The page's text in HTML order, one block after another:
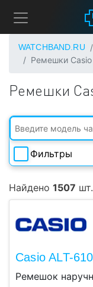
WATCHBAND.RU
Ремешки Casio
Ремешки
Фильтры
Цвет
Найдено 1507 шт.
Casio ALT-
Ремешок